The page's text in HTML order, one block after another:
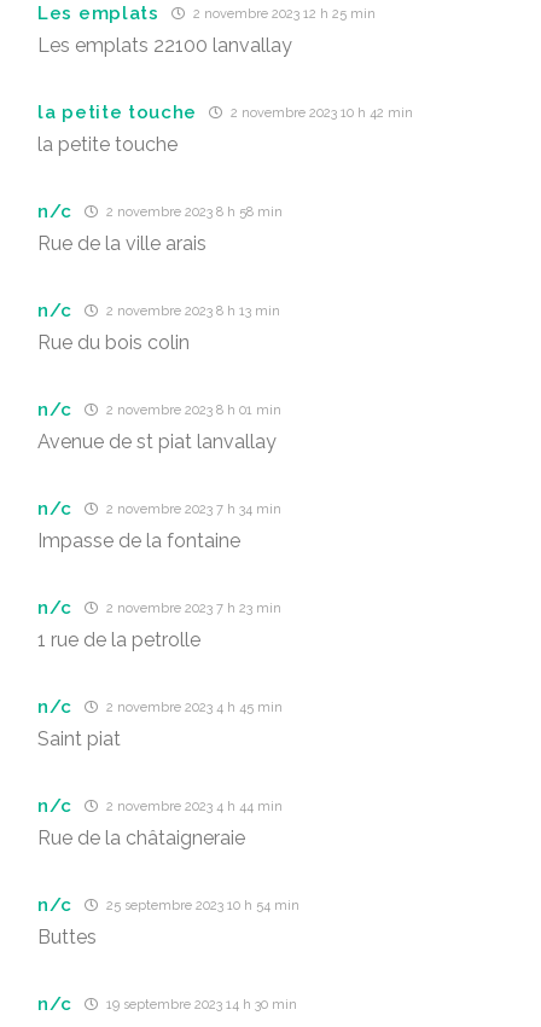
Les emplats 2 novembre 2023 12 h 25 min
Les emplats 22100 lanvallay
la petite touche 2 novembre 2023 10 h 42 min
la petite touche
n/c 2 novembre 2023 8 h 58 min
Rue de la ville arais
n/c 2 novembre 2023 8 h 13 min
Rue du bois colin
n/c 2 novembre 2023 8 h 01 min
Avenue de st piat lanvallay
n/c 2 novembre 2023 7 h 34 min
Impasse de la fontaine
n/c 2 novembre 2023 7 h 23 min
1 rue de la petrolle
n/c 2 novembre 2023 4 h 45 min
Saint piat
n/c 2 novembre 2023 4 h 44 min
Rue de la châtaigneraie
n/c 25 septembre 2023 10 h 54 min
Buttes
n/c 19 septembre 2023 14 h 30 min